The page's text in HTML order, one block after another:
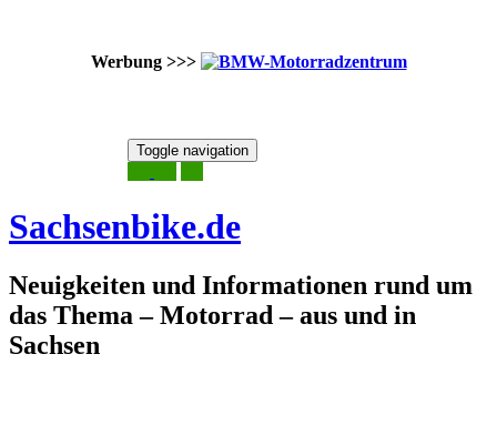
Werbung >>>
Toggle navigation
Sachsenbike.de
Neuigkeiten und Informationen rund um
das Thema – Motorrad – aus und in
Sachsen